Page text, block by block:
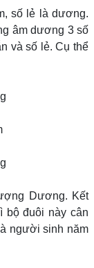
số lẻ là dương.
âm dương 3 số
và số lẻ. Cụ thể
Dương. Kết
bộ đuôi này cân
người sinh năm